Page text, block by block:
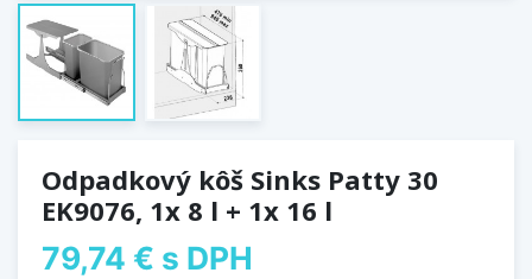
Odpadkový kôš Sinks Patty 30
EK9076, 1x 8 l + 1x 16 l
79,74 € s DPH